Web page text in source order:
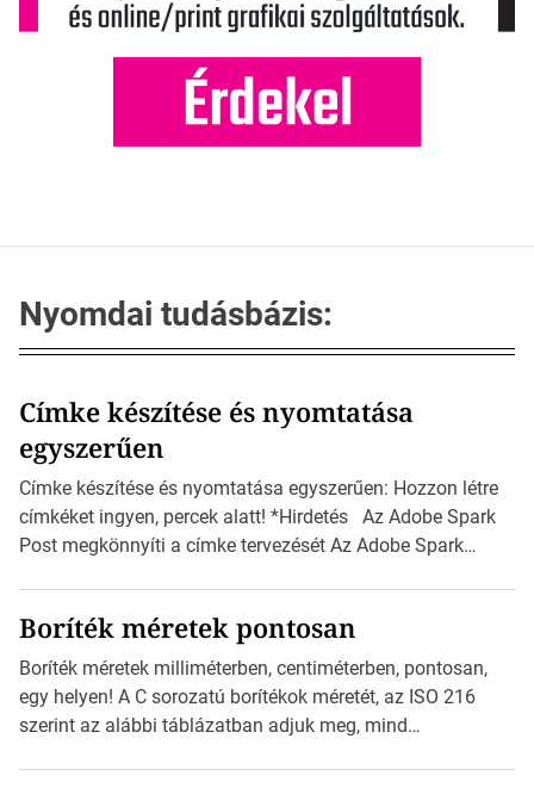
Nyomdai tudásbázis:
Címke készítése és nyomtatása
egyszerűen
Címke készítése és nyomtatása egyszerűen: Hozzon létre
címkéket ingyen, percek alatt! *Hirdetés Az Adobe Spark
Post megkönnyíti a címke tervezését Az Adobe Spark
igazán foroghatnak a kreatív fogaskerekek, miközben
zajlik a saját címke készítése. Hogyan készítsünk címkét?
Válasszon méretet és alakot: Válassza ki a kívánt címke
méretét. Akár néhány […]
Boríték méretek pontosan
Boríték méretek milliméterben, centiméterben, pontosan,
egy helyen! A C sorozatú borítékok méretét, az ISO 216
szerint az alábbi táblázatban adjuk meg, mind